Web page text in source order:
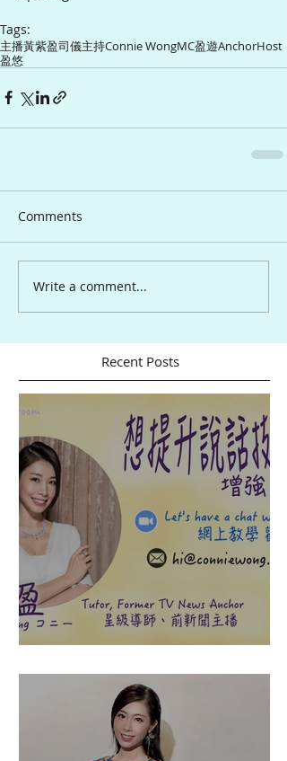
Tags:
主播黃紫盈司儀主持Connie WongMC盈遊AnchorHost
盈悠
Comments
Write a comment...
Recent Posts